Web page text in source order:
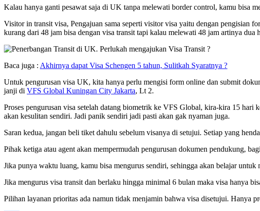
Kalau hanya ganti pesawat saja di UK tanpa melewati border control, kamu bisa
Visitor in transit visa, Pengajuan sama seperti visitor visa yaitu dengan pengisian
kurang dari 48 jam bisa dengan visa transit tapi kalau melewati 48 jam artinya
Baca juga : Akhirnya dapat Visa Schengen 5 tahun, Sulitkah Syaratnya ?
Untuk pengurusan visa UK, kita hanya perlu mengisi form online dan submit
janji di VFS Global Kuningan City Jakarta, Lt 2.
Proses pengurusan visa setelah datang biometrik ke VFS Global, kira-kira 15
akan kesulitan sendiri. Jadi panik sendiri jadi pasti akan gak nyaman juga.
Saran kedua, jangan beli tiket dahulu sebelum visanya di setujui. Setiap yang
Pihak ketiga atau agent akan mempermudah pengurusan dokumen pendukung,
Jika punya waktu luang, kamu bisa mengurus sendiri, sehingga akan belajar untuk
Jika mengurus visa transit dan berlaku hingga minimal 6 bulan maka visa hanya
Pilihan layanan prioritas ada namun tidak menjamin bahwa visa disetujui. Hanya